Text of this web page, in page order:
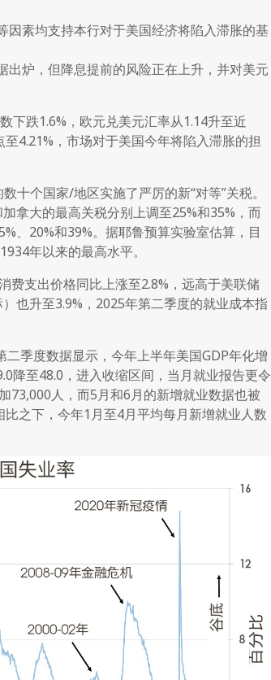
因素均支持本行对于美国经济将陷入滞胀的基
出炉，但降息提前的风险正在上升，并对美元
下跌1.6%，欧元兑美元汇率从1.14升至近
4.21%，市场对于美国今年将陷入滞胀的担
十个国家/地区实施了严厉的新“对等”关税。
拿大的最高关税分别上调至25%和35%，而
、20%和39%。据耶鲁预算实验室估算，目
年以来的最高水平。
费支出价格同比上涨至2.8%，远高于美联储
也升至3.9%，2025年第二季度的就业成本指
季度数据显示，今年上半年美国GDP年化增
降至48.0，进入收缩区间，当月就业报告更令
73,000人，而5月和6月的新增就业数据也被
之下，今年1月至4月平均每月新增就业人数